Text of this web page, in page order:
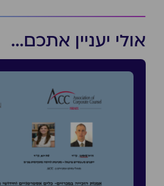
אולי יעניין אתכם...